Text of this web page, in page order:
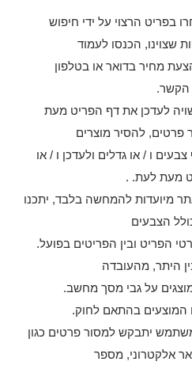
בפריט הרצוי על ידי חיפוש
שצוינו, הכנסו לעמוד
מחיר בדואר או בטלפון
הקשר.
לעדכן את דף הפריט מעת
פרטים, להסיר מוצרים
ו / או גדלים ולעדכן ו / או
מעת לעת. .
מיועדות להמחשה בלבד, יתכנו
הצבעים
הפריט ובין הפריטים בפועל.
היתר, מהעובדה
על גבי מסך מחשב.
המוצעים בהתאם לחוק.
יתבקש למסור פרטים כגון
אלקטרוני, מספר